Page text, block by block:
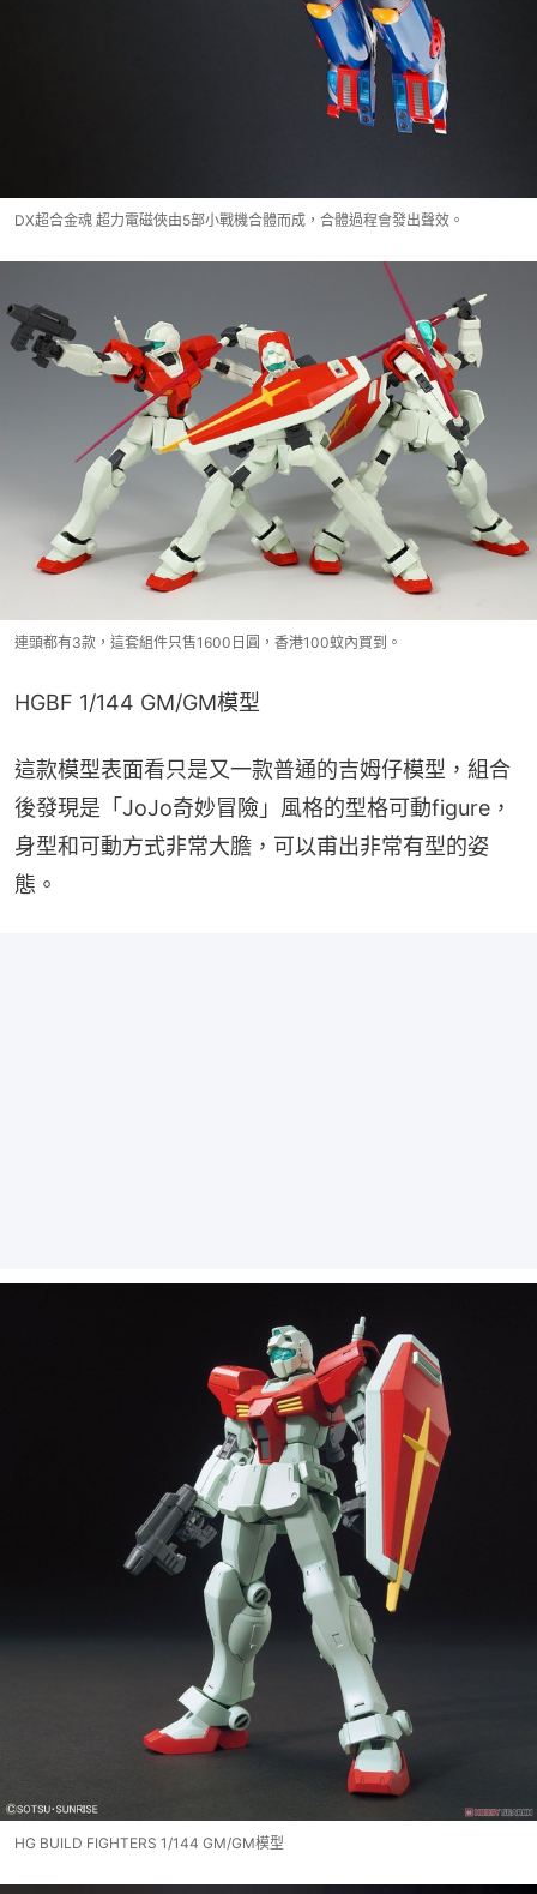
DX超合金魂 超力電磁俠由5部小戰機合體而成，合體過程會發出聲效。
連頭都有3款，這套組件只售1600日圓，香港100蚊內買到。
HGBF 1/144 GM/GM模型
這款模型表面看只是又一款普通的吉姆仔模型，組合
後發現是「JoJo奇妙冒險」風格的型格可動figure，
身型和可動方式非常大膽，可以甫出非常有型的姿
態。
HG BUILD FIGHTERS 1/144 GM/GM模型